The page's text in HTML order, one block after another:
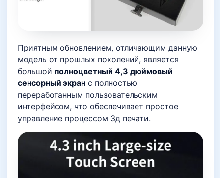
Приятным обновлением, отличающим данную
модель от прошлых поколений, является
большой полноцветный 4,3 дюймовый
сенсорный экран с полностью
переработанным пользовательским
интерфейсом, что обеспечивает простое
управление процессом 3д печати.